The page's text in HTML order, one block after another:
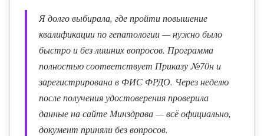
Я долго выбирала, где пройти повышение
квалификации по гепатологии — нужно было
быстро и без лишних вопросов. Программа
полностью соответствует Приказу №70н и
зарегистрирована в ФИС ФРДО. Через неделю
после получения удостоверения проверила
данные на сайте Минздрава — всё официально,
документ приняли без вопросов.